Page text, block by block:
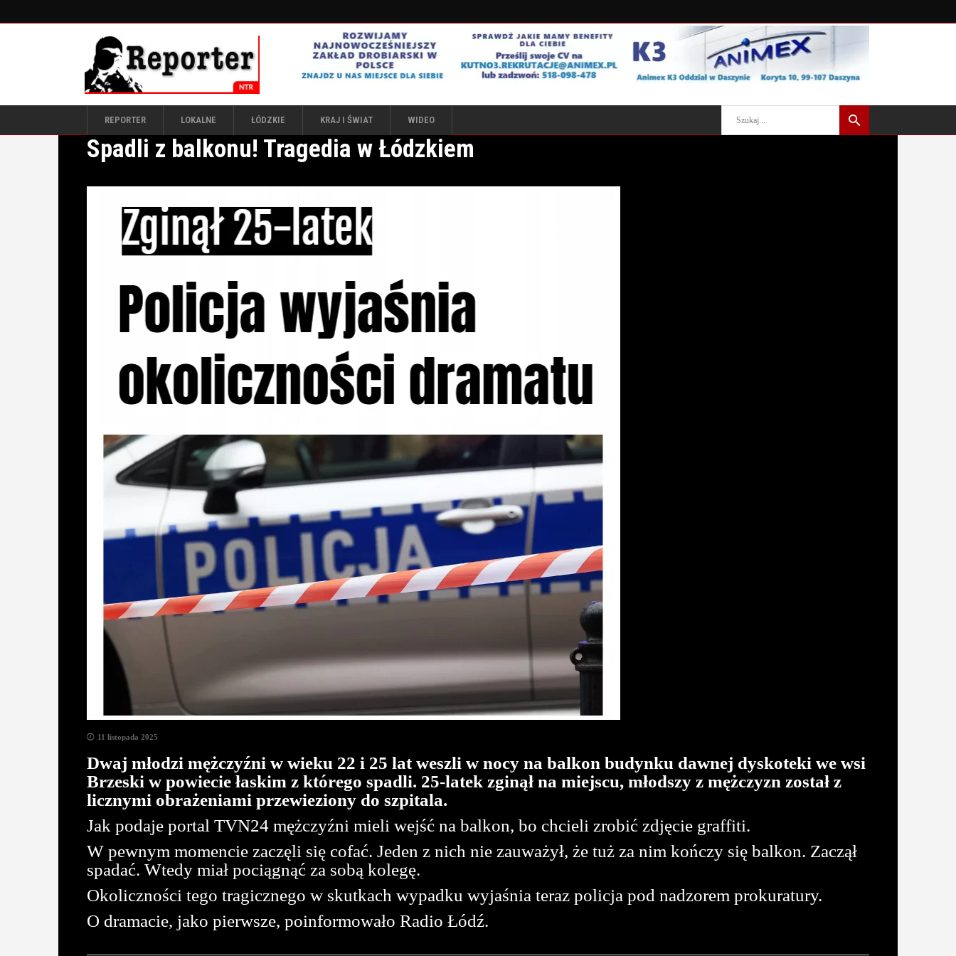
REPORTER LOKALNE ŁÓDZKIE KRAJ I ŚWIAT WIDEO
Spadli z balkonu! Tragedia w Łódzkiem
11 listopada 2025
Dwaj młodzi mężczyźni w wieku 22 i 25 lat weszli w nocy na balkon budynku dawnej dyskoteki we wsi
Brzeski w powiecie łaskim z którego spadli. 25-latek zginął na miejscu, młodszy z mężczyzn został z
licznymi obrażeniami przewieziony do szpitala.
Jak podaje portal TVN24 mężczyźni mieli wejść na balkon, bo chcieli zrobić zdjęcie graffiti.
W pewnym momencie zaczęli się cofać. Jeden z nich nie zauważył, że tuż za nim kończy się balkon. Zaczął
spadać. Wtedy miał pociągnąć za sobą kolegę.
Okoliczności tego tragicznego w skutkach wypadku wyjaśnia teraz policja pod nadzorem prokuratury.
O dramacie, jako pierwsze, poinformowało Radio Łódź.